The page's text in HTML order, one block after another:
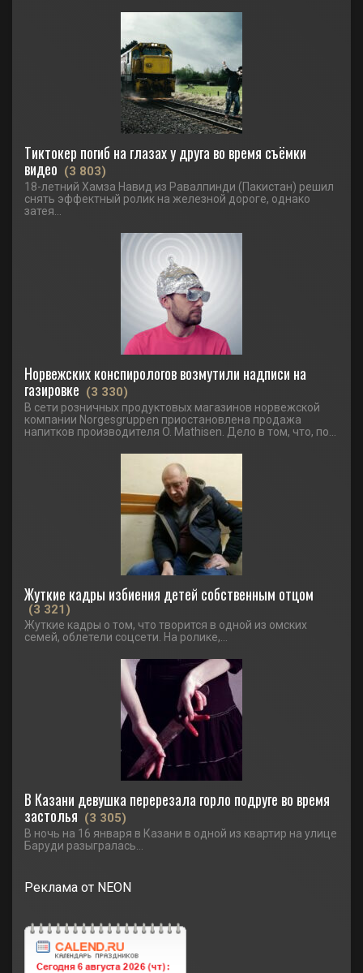
Тиктокер погиб на глазах у друга во время съёмки
видео (3 803)
18-летний Хамза Навид из Равалпинди (Пакистан) решил
снять эффектный ролик на железной дороге, однако
затея...
Норвежских конспирологов возмутили надписи на
газировке (3 330)
В сети розничных продуктовых магазинов норвежской
компании Norgesgruppen приостановлена продажа
напитков производителя O. Mathisen. Дело в том, что, по...
Жуткие кадры избиения детей собственным отцом
(3 321)
Жуткие кадры о том, что творится в одной из омских
семей, облетели соцсети. На ролике,...
В Казани девушка перерезала горло подруге во время
застолья (3 305)
В ночь на 16 января в Казани в одной из квартир на улице
Баруди разыгралась...
Реклама от NEON